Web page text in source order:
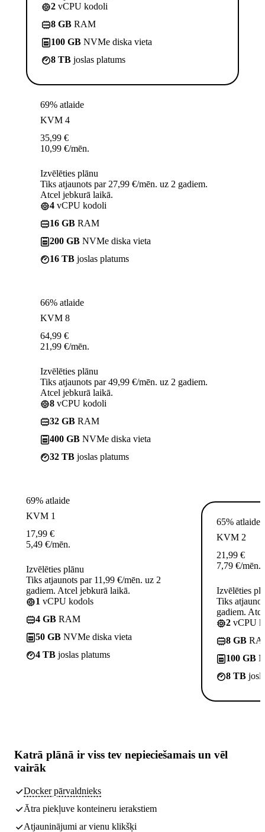
2 vCPU kodoli
8 GB RAM
100 GB NVMe diska vieta
8 TB joslas platums
69% atlaide
KVM 4
35,99 €
10,99 €/mēn.
Izvēlēties plānu
Tiks atjaunots par 27,99 €/mēn. uz 2 gadiem.
Atcel jebkurā laikā.
4 vCPU kodoli
16 GB RAM
200 GB NVMe diska vieta
16 TB joslas platums
66% atlaide
KVM 8
64,99 €
21,99 €/mēn.
Izvēlēties plānu
Tiks atjaunots par 49,99 €/mēn. uz 2 gadiem.
Atcel jebkurā laikā.
8 vCPU kodoli
32 GB RAM
400 GB NVMe diska vieta
32 TB joslas platums
69% atlaide
KVM 1
17,99 €
5,49 €/mēn.
Izvēlēties plānu
Tiks atjaunots par 11,99 €/mēn. uz 2
gadiem. Atcel jebkurā laikā.
1 vCPU kodols
4 GB RAM
50 GB NVMe diska vieta
4 TB joslas platums
65% atlaide
KVM 2
21,99 €
7,79 €/mēn.
Izvēlēties
Tiks
gadiem.
2 vCPU
8 GB
100 GB
8 TB
Katrā plānā ir viss tev nepieciešamais un vēl
vairāk
Docker pārvaldnieks
Ātra piekļuve konteineru ierakstiem
Atjauninājumi ar vienu klikšķi